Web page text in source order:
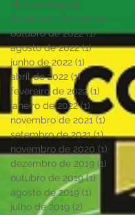
abril de 2023 (1)
dezembro de 2022 (1)
outubro de 2022 (1)1 post
agosto de 2022 (1)1 post
junho de 2022 (1) 1 post
abril de 2022 (1)1 post
fevereiro de 2022 (1)
janeiro de 2022 (1)1 post
novembro de 2021 (1)1 post
setembro de 2021 (1)1 post
novembro de 2020 (1) 1 post
dezembro de 2019 (1)
outubro de 2019 (1)1 post
agosto de 2019 (1) 1 post
julho de 2019 (2) 2 posts